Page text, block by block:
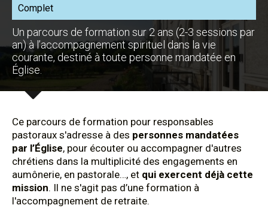
Complet
Un parcours de formation sur 2 ans (2-3 sessions par
an) à l’accompagnement spirituel dans la vie
courante, destiné à toute personne mandatée en
Église.
Ce parcours de formation pour responsables
pastoraux s'adresse à des personnes mandatées
par l’Église, pour écouter ou accompagner d'autres
chrétiens dans la multiplicité des engagements en
aumônerie, en pastorale…, et qui exercent déjà cette
mission. Il ne s'agit pas d’une formation à
l'accompagnement de retraite.